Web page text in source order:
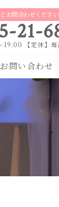
お問合わせください
21-
19:00 【定休】毎
お問い合わせ